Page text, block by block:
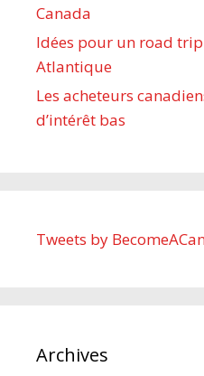
Canada
Idées pour un road
Atlantique
Les acheteurs
d’intérêt bas
Tweets by
Archives